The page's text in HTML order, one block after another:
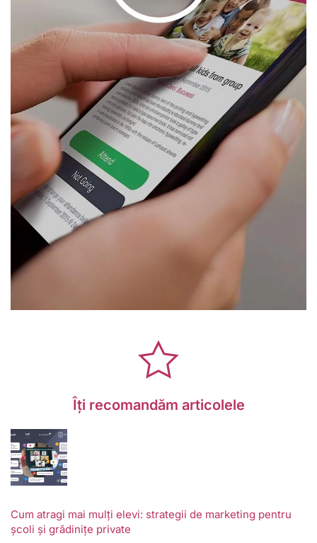
Îți recomandăm articolele
Cum atragi mai mulți elevi: strategii de marketing pentru
școli și grădinițe private